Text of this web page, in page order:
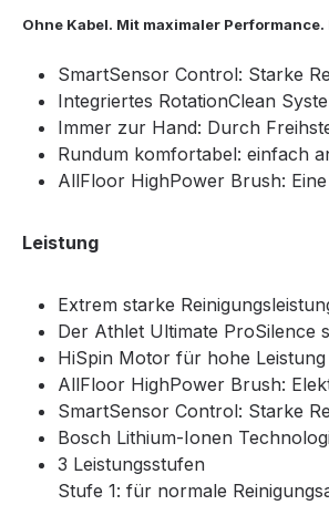
Ohne Kabel. Mit maximaler
SmartSensor Control: Starke
Integriertes RotationClean
Immer zur Hand: Durch
Rundum komfortabel: einfach
AllFloor HighPower Brush:
Leistung
Extrem starke
Der Athlet Ultimate ProSilence
HiSpin Motor für hohe
AllFloor HighPower Brush:
SmartSensor Control: Starke
Bosch Lithium-Ionen
3 Leistungsstufen
Stufe 1: für normale